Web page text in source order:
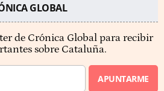
GLOBAL
de Crónica Global para recibir
sobre Cataluña.
APUNTARME